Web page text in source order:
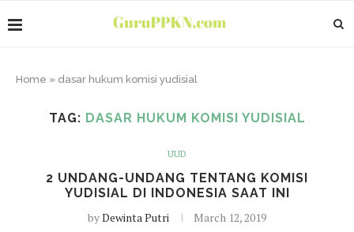
Home » dasar hukum komisi yudisial
TAG: DASAR HUKUM KOMISI YUDISIAL
UUD
2 UNDANG-UNDANG TENTANG KOMISI
YUDISIAL DI INDONESIA SAAT INI
byDewinta Putri March 12, 2019